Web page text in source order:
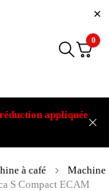
appliquée
0
à café
Machine
S Compact ECAM